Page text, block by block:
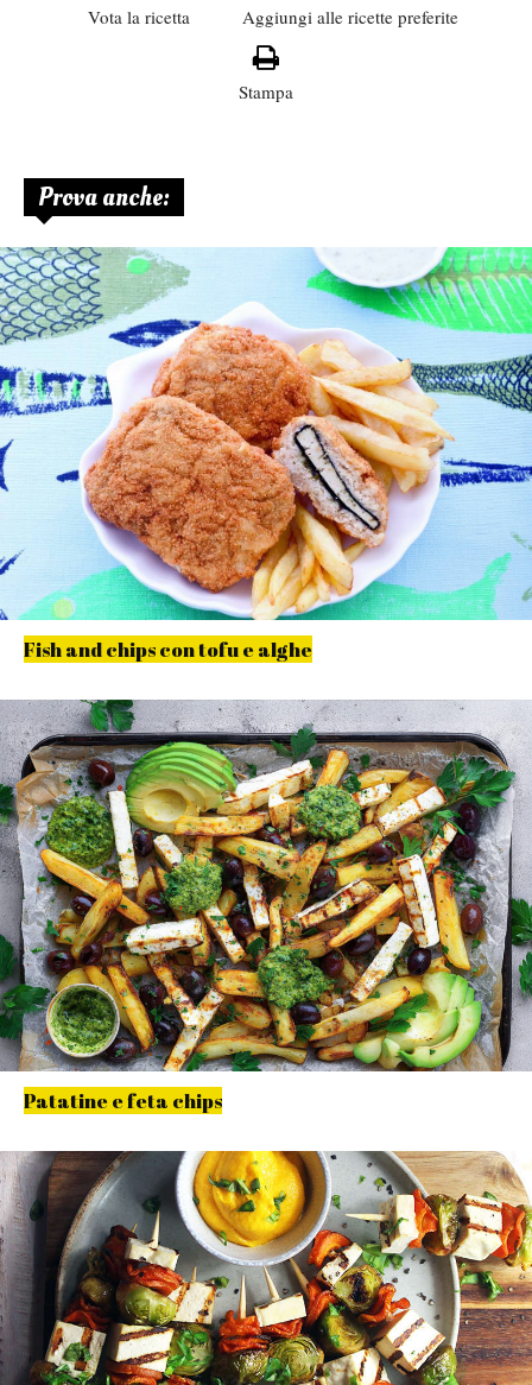
Vota la ricetta Aggiungi alle ricette preferite
Stampa
Prova anche:
Fish and chips con tofu e alghe
Patatine e feta chips